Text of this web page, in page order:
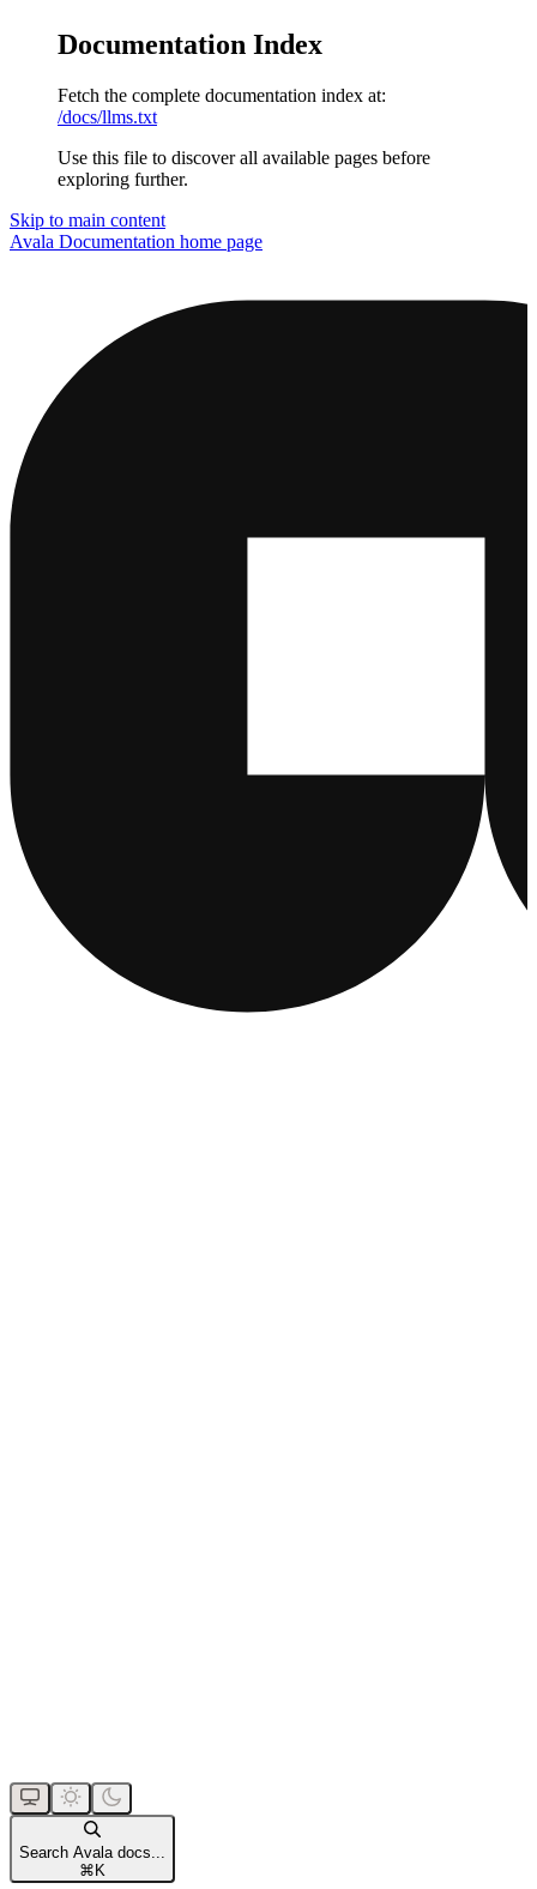
Documentation Index
Fetch the complete documentation index at:
/docs/llms.txt
Use this file to discover all available pages before
exploring further.
Skip to main content
Avala Documentation home page
Search Avala docs...
⌘ K